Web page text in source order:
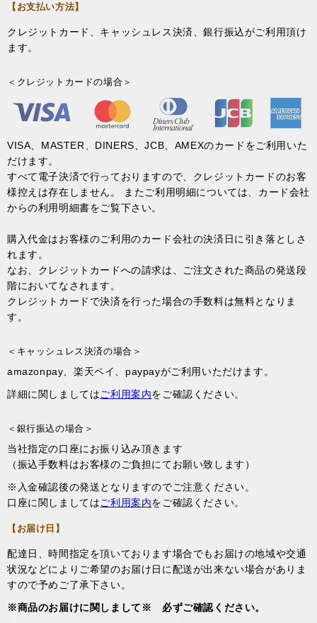
【お支払い方法】
クレジットカード、キャッシュレス決済、銀行振込がご利用頂け
ます。
＜クレジットカードの場合＞
VISA、MASTER、DINERS、JCB、AMEXのカードをご利用いた
だけます。
すべて電子決済で行っておりますので、クレジットカードのお客
様控えは存在しません。 またご利用明細については、カード会社
からの利用明細書をご覧下さい。
購入代金はお客様のご利用のカード会社の決済日に引き落としさ
れます。
なお、クレジットカードへの請求は、ご注文された商品の発送段
階においてなされます。
クレジットカードで決済を行った場合の手数料は無料となりま
す。
＜キャッシュレス決済の場合＞
amazonpay、楽天ペイ、paypayがご利用いただけます。
詳細に関しましてはご利用案内をご確認ください。
＜銀行振込の場合＞
当社指定の口座にお振り込み頂きます
（振込手数料はお客様のご負担にてお願い致します）
※入金確認後の発送となりますのでご注意ください。
口座に関しましてはご利用案内をご確認ください。
【お届け日】
配達日、時間指定を頂いております場合でもお届けの地域や交通
状況などによりご希望のお届け日に配送が出来ない場合がありま
すので予めご了承下さい。
※商品のお届けに関しまして※ 必ずご確認ください。